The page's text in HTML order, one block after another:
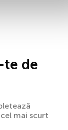
te de
mai scurt